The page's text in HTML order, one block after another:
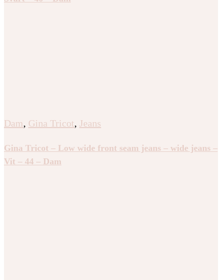
Dam, Gina Tricot, Jeans
Gina Tricot – Low wide front seam jeans – wide jeans –
Vit – 44 – Dam